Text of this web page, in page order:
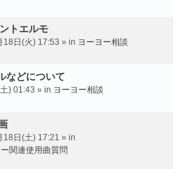
トエルモ
18日(火) 17:53 » in ヨーヨー相談
などについて
) 01:43 » in ヨーヨー相談
18日(土) 17:21 » in
関連使用曲質問